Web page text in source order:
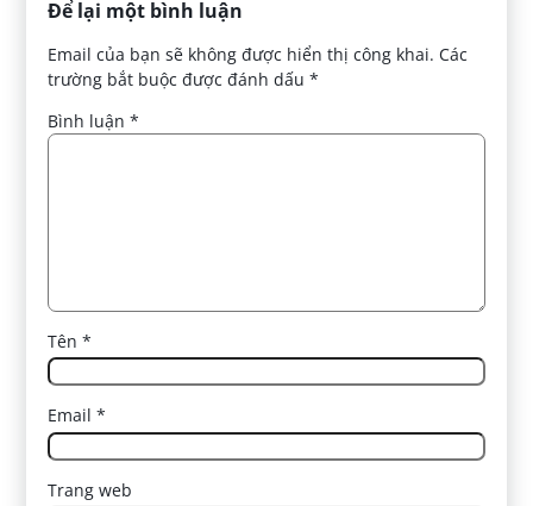
Để lại một bình luận
Email của bạn sẽ không được hiển thị công khai. Các
trường bắt buộc được đánh dấu*
Bình luận*
Tên*
Email*
Trang web